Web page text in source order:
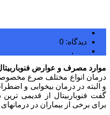
دیدگاه: 0
,
موارد مصرف و عوارض
درمان انواع مختلف صرع
و البته در درمان بیخوابی و
گفت فنوباربیتال از قدیمی
برای برخی از بیماران در